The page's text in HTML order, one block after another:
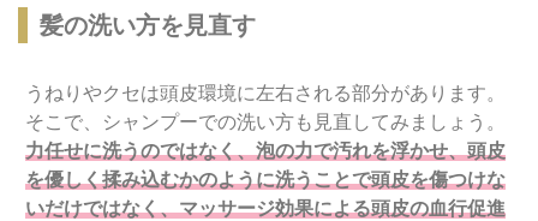
髪の洗い方を見直す
うねりやクセは頭皮環境に左右される部分があります。
そこで、シャンプーでの洗い方も見直してみましょう。
力任せに洗うのではなく、泡の力で汚れを浮かせ、頭皮
を優しく揉み込むかのように洗うことで頭皮を傷つけな
いだけではなく、マッサージ効果による頭皮の血行促進